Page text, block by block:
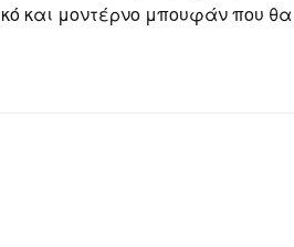
και μοντέρνο μπουφάν που